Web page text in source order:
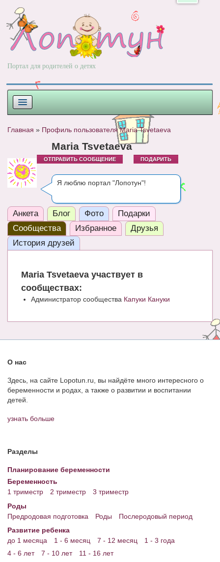
Портал для родителей о детях
НОВОРОЖДЕННЫЙ
РАЗВИТИЕ
ВОПРОС-ОТВЕТ
ЧАТ
КНИГИ
Сказки
ПСИХОЛОГИЯ
БЛОГИ
Имена. Святцы
Мамина энциклопедия
СЕРВИСЫ И ПРИЛОЖЕНИЯ
Сервис. Оценка роста и веса ребенка
Главная » Профиль пользователя Maria Tsvetaeva
Maria Tsvetaeva
ОТПРАВИТЬ СООБЩЕНИЕ ПОДАРИТЬ
Я люблю портал "Лопотун"!
Анкета Блог Фото
Подарки
Сообщества
Избранное
Друзья
История друзей
Maria Tsvetaeva участвует в
сообществах:
Администратор сообщества Капуки Кануки
О нас
Здесь, на сайте Lopotun.ru, вы найдёте много интересного о
беременности и родах, а также о развитии и воспитании
детей.
узнать больше
Разделы
Планирование беременности
Беременность
1 триместр
2 триместр
3 триместр
Роды
Предродовая подготовка
Роды
Послеродовый период
Развитие ребенка
до 1 месяца
1 - 6 месяц 7 - 12 месяц
1 - 3 года
4 - 6 лет
7 - 10 лет
11 - 16 лет